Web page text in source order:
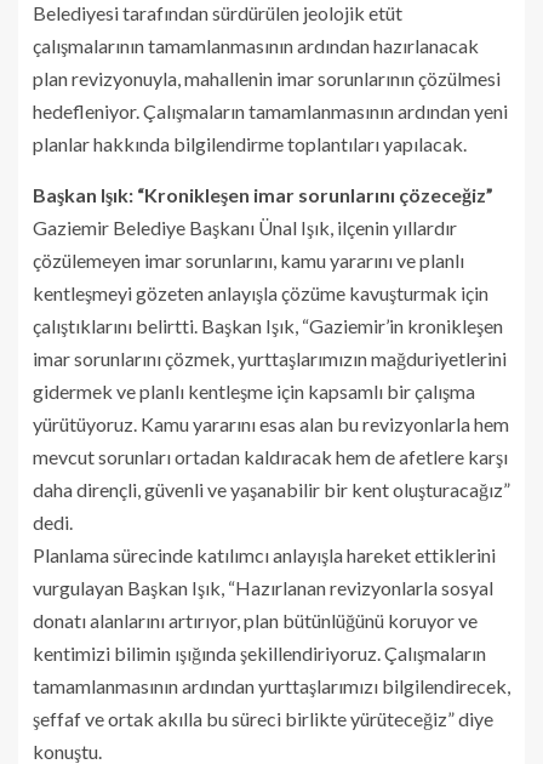
Belediyesi tarafından sürdürülen jeolojik etüt
çalışmalarının tamamlanmasının ardından hazırlanacak
plan revizyonuyla, mahallenin imar sorunlarının çözülmesi
hedefleniyor. Çalışmaların tamamlanmasının ardından yeni
planlar hakkında bilgilendirme toplantıları yapılacak.
Başkan Işık: “Kronikleşen imar sorunlarını çözeceğiz”
Gaziemir Belediye Başkanı Ünal Işık, ilçenin yıllardır
çözülemeyen imar sorunlarını, kamu yararını ve planlı
kentleşmeyi gözeten anlayışla çözüme kavuşturmak için
çalıştıklarını belirtti. Başkan Işık, “Gaziemir’in kronikleşen
imar sorunlarını çözmek, yurttaşlarımızın mağduriyetlerini
gidermek ve planlı kentleşme için kapsamlı bir çalışma
yürütüyoruz. Kamu yararını esas alan bu revizyonlarla hem
mevcut sorunları ortadan kaldıracak hem de afetlere karşı
daha dirençli, güvenli ve yaşanabilir bir kent oluşturacağız”
dedi.
Planlama sürecinde katılımcı anlayışla hareket ettiklerini
vurgulayan Başkan Işık, “Hazırlanan revizyonlarla sosyal
donatı alanlarını artırıyor, plan bütünlüğünü koruyor ve
kentimizi bilimin ışığında şekillendiriyoruz. Çalışmaların
tamamlanmasının ardından yurttaşlarımızı bilgilendirecek,
şeffaf ve ortak akılla bu süreci birlikte yürüteceğiz” diye
konuştu.